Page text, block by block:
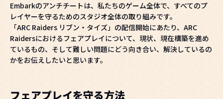
Embarkのアンチチートは、私たちのゲーム全体で、すべてのプ
レイヤーを守るためのスタジオ全体の取り組みです。
「ARC Raiders リブン・タイズ」の配信開始にあたり、ARC
Raidersにおけるフェアプレイについて、現状、現在構築を進め
ているもの、そして難しい問題にどう向き合い、解決しているの
かをお伝えしたいと思います。
フェアプレイを守る方法